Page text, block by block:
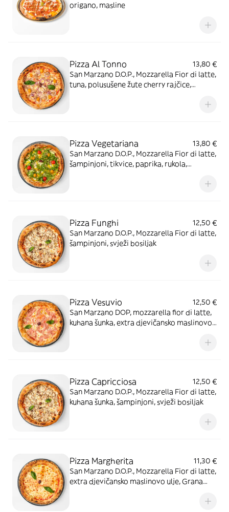
origano, masline
Pizza Al Tonno
13,80 €
San Marzano D.O.P., Mozzarella Fior di latte,
tuna, polusušene žute cherry rajčice,
Pizza Vegetariana
13,80 €
San Marzano D.O.P., Mozzarella Fior di latte,
šampinjoni, tikvice, paprika, rukola,
Pizza Funghi
12,50 €
San Marzano D.O.P., Mozzarella Fior di latte,
šampinjoni, svježi bosiljak
Pizza Vesuvio
12,50 €
San Marzano DOP, mozzarella fior di latte,
kuhana šunka, extra djevičansko maslinovo
Pizza Capricciosa
12,50 €
San Marzano D.O.P., Mozzarella Fior di latte,
kuhana šunka, šampinjoni, svježi bosiljak
Pizza Margherita
11,30 €
San Marzano D.O.P., Mozzarella Fior di latte,
extra djevičansko maslinovo ulje, Grana